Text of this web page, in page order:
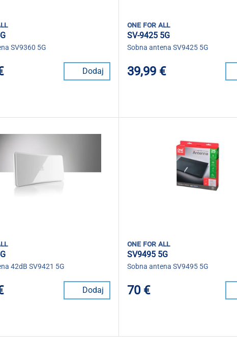
SV9360 5G
Dodaj
one for all
SV-9425 5G
Sobna antena SV9425 5G
39,99 €
42dB SV9421 5G
Dodaj
one for all
SV9495 5G
Sobna antena SV9495 5G
70 €